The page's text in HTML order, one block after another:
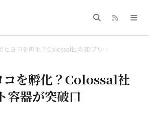
ヒヨコを孵化？Colossal社の3Dプリ…
コを孵化？Colossal社
容器が突破口